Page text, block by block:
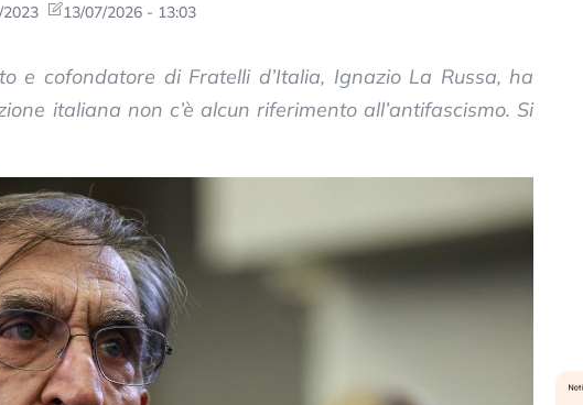
2023 13/07/2026 - 13:03
e cofondatore di Fratelli d’Italia, Ignazio La Russa, ha
italiana non c’è alcun riferimento all’antifascismo. Si